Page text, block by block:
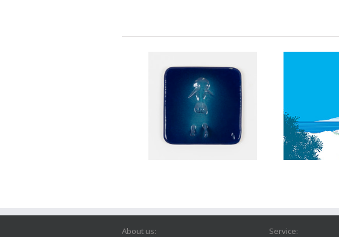
About us:
Service: